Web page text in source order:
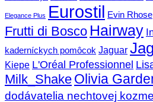
Elegance Plus Eurostil Evin Rhose
Frutti di Bosco Hairway
kaderníckych pomôcok Jaguar
Kiepe L'Oréal Professionnel
Milk_Shake Olivia
dodávatelia nechtovej